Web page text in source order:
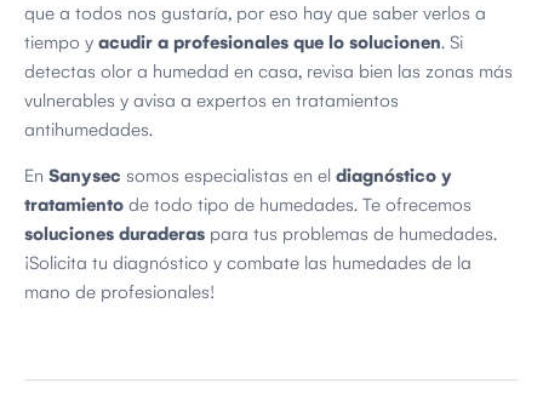
que a todos nos gustaría, por eso hay que saber verlos a
tiempo y acudir a profesionales que lo solucionen. Si
detectas olor a humedad en casa, revisa bien las zonas más
vulnerables y avisa a expertos en tratamientos
antihumedades.
En Sanysec somos especialistas en el diagnóstico y
tratamiento de todo tipo de humedades. Te ofrecemos
soluciones duraderas para tus problemas de humedades.
¡Solicita tu diagnóstico y combate las humedades de la
mano de profesionales!